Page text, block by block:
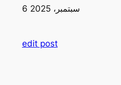
6 سبتمبر، 2025
edit post